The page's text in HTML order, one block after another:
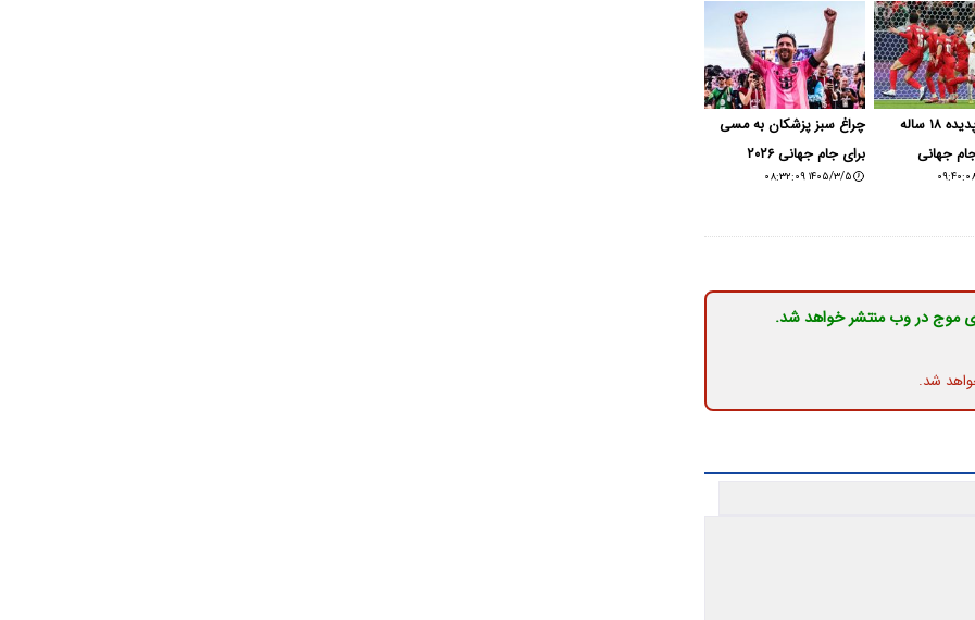
رونمایی از پدیده ۱۸ ساله
جهانی
چراغ سبز پزشکان به مسی
برای جام جهانی ۲۰۲۶
۱۴۰۵/۳/۵ ۰۸:۳۲:۰۹
موج در وب منتشر خواهد شد.
شد.